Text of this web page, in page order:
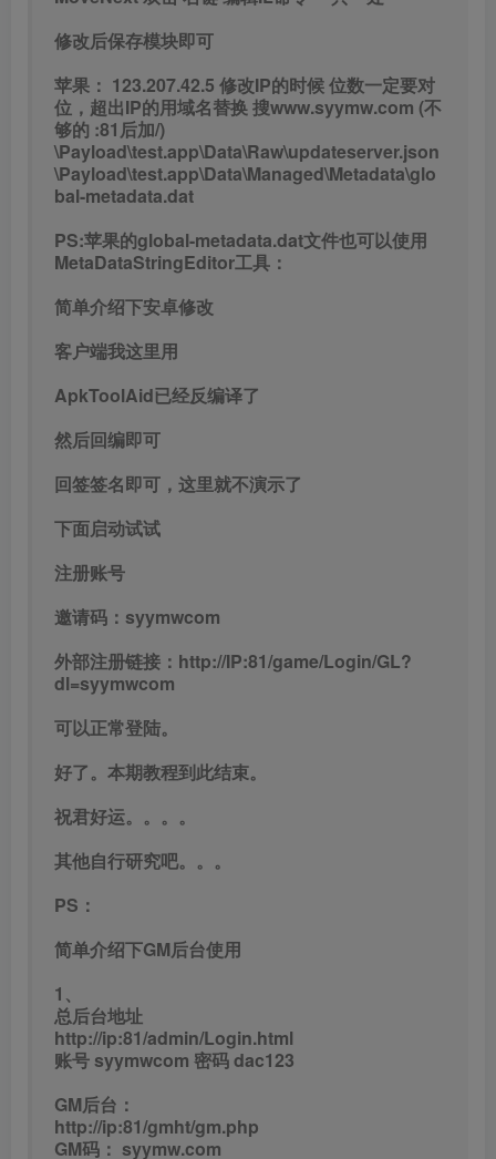
修改后保存模块即可
苹果： 123.207.42.5 修改IP的时候 位数一定要对
位，超出IP的用域名替换 搜www.syymw.com (不
够的 :81后加/)
\Payload\test.app\Data\Raw\updateserver.json
\Payload\test.app\Data\Managed\Metadata\glo
bal-metadata.dat
PS:苹果的global-metadata.dat文件也可以使用
MetaDataStringEditor工具：
简单介绍下安卓修改
客户端我这里用
ApkToolAid已经反编译了
然后回编即可
回签签名即可，这里就不演示了
下面启动试试
注册账号
邀请码：syymwcom
外部注册链接：http://IP:81/game/Login/GL?
dl=syymwcom
可以正常登陆。
好了。本期教程到此结束。
祝君好运。。。。
其他自行研究吧。。。
PS：
简单介绍下GM后台使用
1、
总后台地址
http://ip:81/admin/Login.html
账号 syymwcom 密码 dac123
GM后台：
http://ip:81/gmht/gm.php
GM码： syymw.com